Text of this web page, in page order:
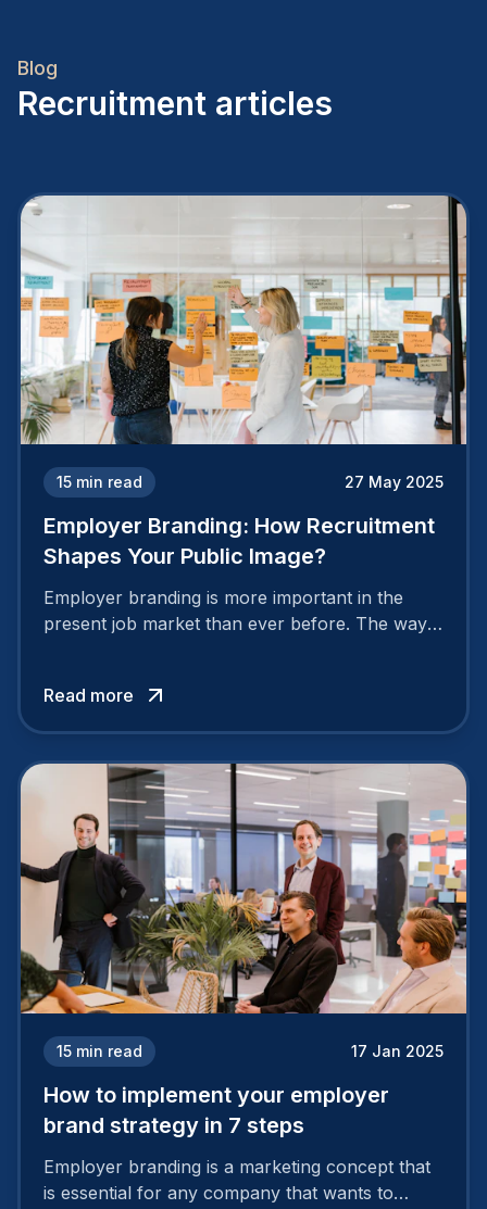
Blog
Recruitment articles
15 min read 27 May 2025
Employer Branding: How Recruitment
Shapes Your Public Image?
Employer branding is more important in the
present job market than ever before. The way
Read more
15 min read 17 Jan 2025
How to implement your employer
brand strategy in 7 steps
Employer branding is a marketing concept that
is essential for any company that wants to